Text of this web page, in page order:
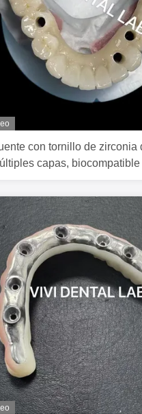
con tornillo de zirconia
capas,